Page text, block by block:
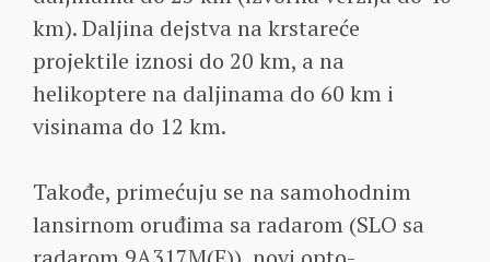
km). Daljina dejstva na krstareće
projektile iznosi do 20 km, a na
helikoptere na daljinama do 60 km i
visinama do 12 km.
Takođe, primećuju se na samohodnim
lansirnom oruđima sa radarom (SLO sa